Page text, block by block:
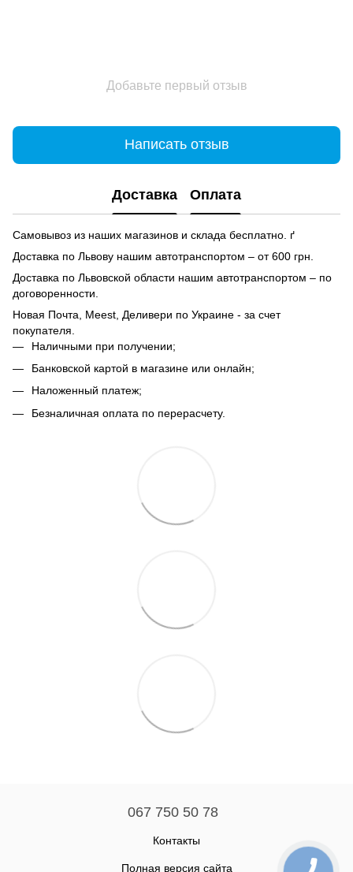
Добавьте первый отзыв
Написать отзыв
Доставка Оплата
Самовывоз из наших магазинов и склада бесплатно. ґ
Доставка по Львову нашим автотранспортом – от 600 грн.
Доставка по Львовской области нашим автотранспортом – по
договоренности.
Новая Почта, Meest, Деливери по Украине - за счет
покупателя.
Наличными при получении;
Банковской картой в магазине или онлайн;
Наложенный платеж;
Безналичная оплата по перерасчету.
067 750 50 78
Контакты
Полная версия сайта